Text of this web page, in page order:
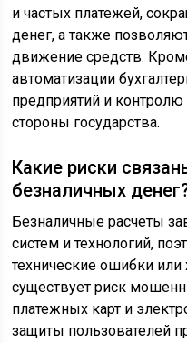
и частых платежей,
денег, а также
движение средств.
автоматизации
предприятий и
стороны государства.
Какие риски
безналичных
Безналичные расчеты
систем и технологий,
технические ошибки или
существует риск
платежных карт и
защиты пользователей